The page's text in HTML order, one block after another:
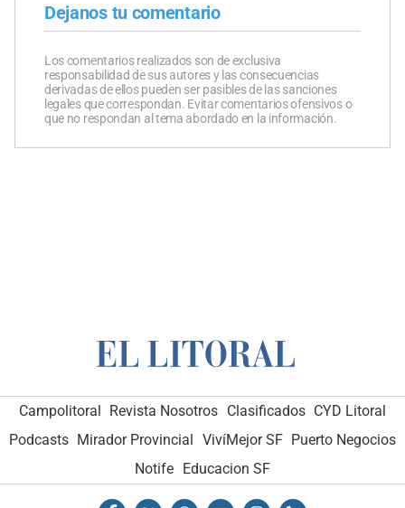
Dejanos tu comentario
Los comentarios realizados son de exclusiva
responsabilidad de sus autores y las consecuencias
derivadas de ellos pueden ser pasibles de las sanciones
legales que correspondan. Evitar comentarios ofensivos o
que no respondan al tema abordado en la información.
Campolitoral Revista Nosotros Clasificados CYD Litoral
Podcasts Mirador Provincial VivíMejor SF Puerto Negocios
Notife Educacion SF